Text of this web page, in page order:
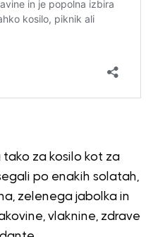
za kosilo kot za
po enakih solatah,
zelenega jabolka in
vlaknine, zdrave